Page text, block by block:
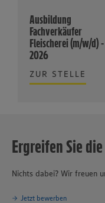
Ausbildung
Fachverkäufer
Fleischerei (m/w/d) -
2026
ZUR STELLE
Ergreifen Sie
Nichts dabei? Wir freuen
Jetzt bewerben